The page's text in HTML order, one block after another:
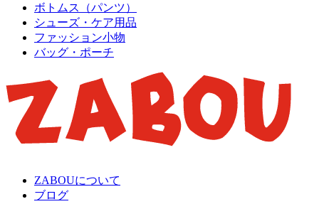
ボトムス（パンツ）
シューズ・ケア用品
ファッション小物
バッグ・ポーチ
ZABOUについて
ブログ